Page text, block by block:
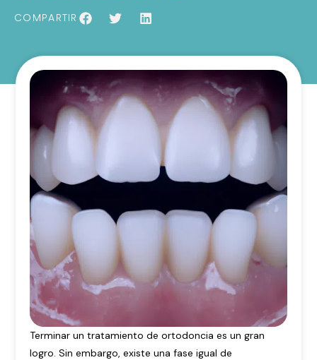
COMPARTIR
Terminar un tratamiento de ortodoncia es un gran
logro. Sin embargo, existe una fase igual de